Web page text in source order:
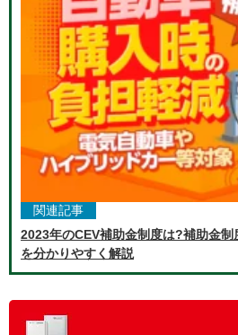
関連記事
2023年のCEV補助金制度は?補助金
を分かりやすく解説